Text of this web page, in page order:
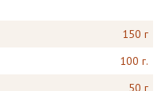
150 г
100 г.
50 г